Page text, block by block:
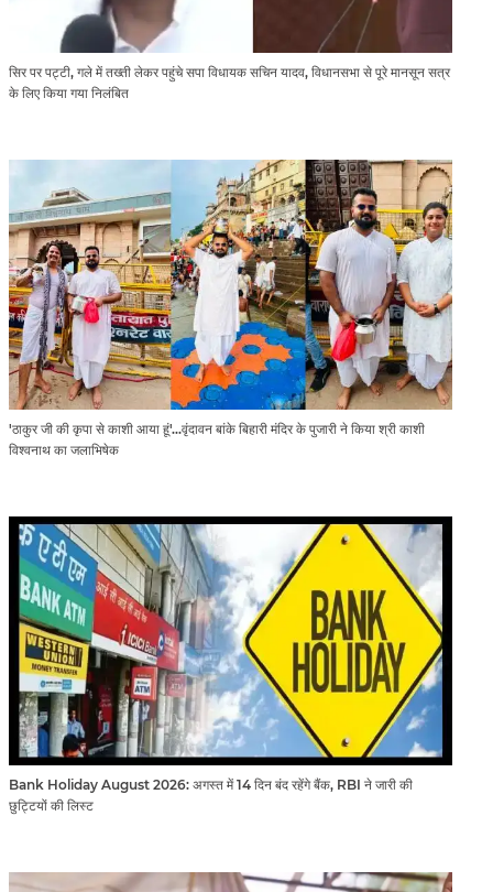
सिर पर पट्टी, गले में तख्ती लेकर पहुंचे सपा विधायक सचिन यादव, विधानसभा से पूरे मानसून सत्र
के लिए किया गया निलंबित
'ठाकुर जी की कृपा से काशी आया हूं'...वृंदावन बांके बिहारी मंदिर के पुजारी ने किया श्री काशी
विश्वनाथ का जलाभिषेक
Bank Holiday August 2026: अगस्त में 14 दिन बंद रहेंगे बैंक, RBI ने जारी की
छुट्टियों की लिस्ट​​​​​​​